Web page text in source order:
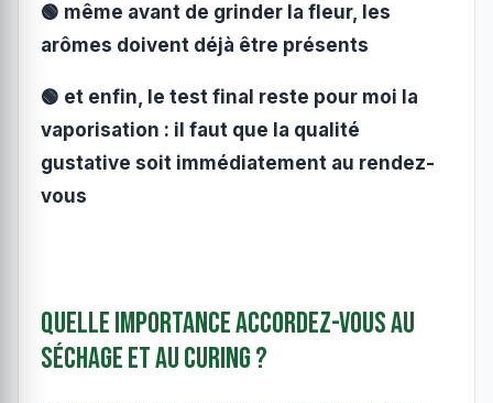
🟢 même avant de grinder la fleur, les
arômes doivent déjà être présents
🟢 et enfin, le test final reste pour moi la
vaporisation : il faut que la qualité
gustative soit immédiatement au rendez-
vous
Quelle importance accordez-vous au
séchage et au curing ?